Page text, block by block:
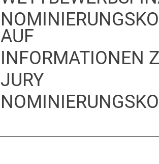
AUF
INFORMATIONEN
JURY